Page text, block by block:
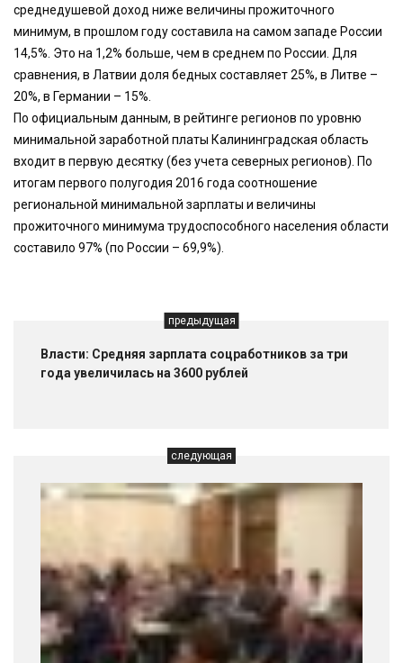
среднедушевой доход ниже величины прожиточного
минимум, в прошлом году составила на самом западе России
14,5%. Это на 1,2% больше, чем в среднем по России. Для
сравнения, в Латвии доля бедных составляет 25%, в Литве –
20%, в Германии – 15%.
По официальным данным, в рейтинге регионов по уровню
минимальной заработной платы Калининградская область
входит в первую десятку (без учета северных регионов). По
итогам первого полугодия 2016 года соотношение
региональной минимальной зарплаты и величины
прожиточного минимума трудоспособного населения области
составило 97% (по России – 69,9%).
предыдущая
Власти: Средняя зарплата соцработников за три
года увеличилась на 3600 рублей
следующая